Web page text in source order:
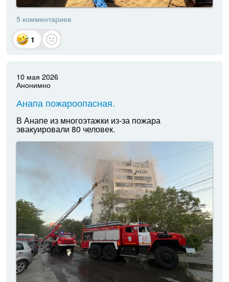
5 комментариев
1
10 мая 2026
Анонимно
Анапа пожароопасная.
В Анапе из многоэтажки из-за пожара
эвакуировали 80 человек.